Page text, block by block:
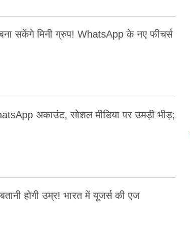
सकेंगे मिनी ग्रुप! WhatsApp के नए फीचर्स
अकाउंट, सोशल मीडिया पर उमड़ी भीड़;
होगी उम्र! भारत में यूजर्स की एज